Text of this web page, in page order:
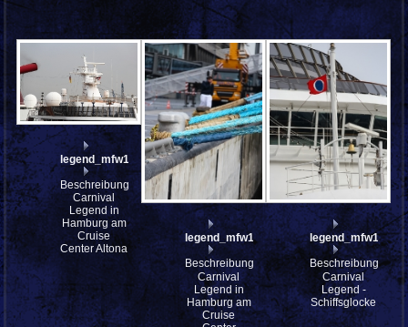
legend_mfw13__030106
Beschreibung:
Carnival
Legend in
Hamburg am
Cruise
Center Altona
legend_mfw13__030074
Beschreibung:
Carnival
Legend in
Hamburg am
Cruise
Beschreibung:
Carnival
Legend -
Schiffsglocke